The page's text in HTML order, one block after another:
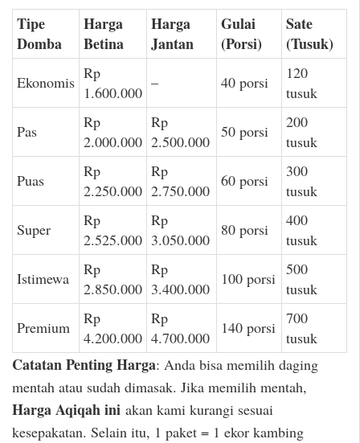
Tipe
Domba
Harga
Betina
Harga
Jantan
Gulai
(Porsi)
Sate
(Tusuk)
Ekonomis Rp
1.600.000
– 40 porsi
120
tusuk
Pas
Rp
2.000.000
Rp
2.500.000
50 porsi
200
tusuk
Puas
Rp
2.250.000
Rp
2.750.000
60 porsi
300
tusuk
Super
Rp
2.525.000
Rp
3.050.000
80 porsi
400
tusuk
Istimewa
Rp
2.850.000
Rp
3.400.000
100 porsi 500
tusuk
Premium
Rp
4.200.000
Rp
4.700.000
140 porsi 700
tusuk
Catatan Penting Harga: Anda bisa memilih daging
mentah atau sudah dimasak. Jika memilih mentah,
Harga Aqiqah ini akan kami kurangi sesuai
kesepakatan. Selain itu, 1 paket = 1 ekor kambing